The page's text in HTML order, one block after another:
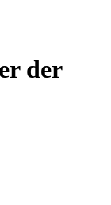
der